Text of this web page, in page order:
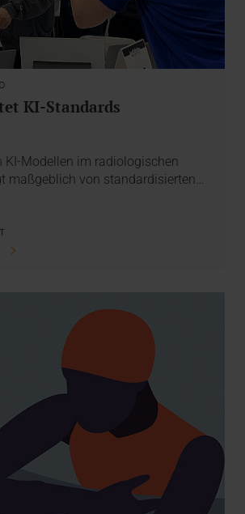
KI-Standards
KI-Modellen im radiologischen
maßgeblich von standardisierten…